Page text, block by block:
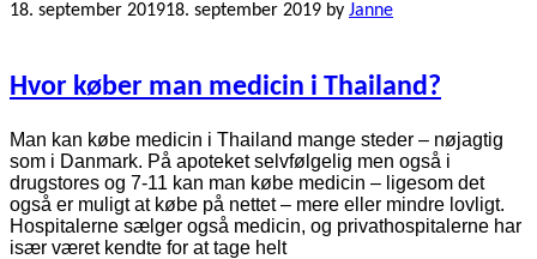
18. september 201918. september 2019 by Janne
Hvor køber man medicin i Thailand?
Man kan købe medicin i Thailand mange steder – nøjagtig
som i Danmark. På apoteket selvfølgelig men også i
drugstores og 7-11 kan man købe medicin – ligesom det
også er muligt at købe på nettet – mere eller mindre lovligt.
Hospitalerne sælger også medicin, og privathospitalerne har
især været kendte for at tage helt